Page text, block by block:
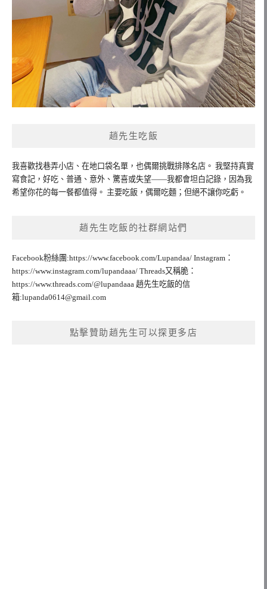
趙先生吃飯
我喜歡找巷弄小店、在地口袋名單，也偶爾挑戰排隊名店。 我堅持真實
寫食記，好吃、普通、意外、驚喜或失望——我都會坦白記錄，因為我
希望你花的每一餐都值得。 主要吃飯，偶爾吃麵；但絕不讓你吃虧。
趙先生吃飯的社群網站們
Facebook粉絲團:https://www.facebook.com/Lupandaa/ Instagram：
https://www.instagram.com/lupandaaa/ Threads又稱脆：
https://www.threads.com/@lupandaaa 趙先生吃飯的信
箱:lupanda0614@gmail.com
點擊贊助趙先生可以探更多店